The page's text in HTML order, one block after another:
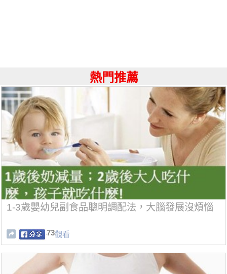
熱門推薦
1-3歲嬰幼兒副食品聰明調配法，大腦發展沒煩惱
73觀看